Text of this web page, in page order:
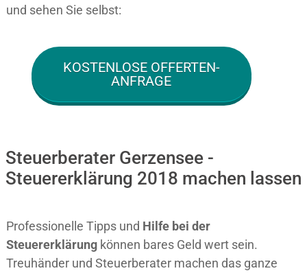
und sehen Sie selbst:
KOSTENLOSE OFFERTEN-
ANFRAGE
Steuerberater Gerzensee -
Steuererklärung 2018 machen lassen
Professionelle Tipps und Hilfe bei der
Steuererklärung können bares Geld wert sein.
Treuhänder und Steuerberater machen das ganze